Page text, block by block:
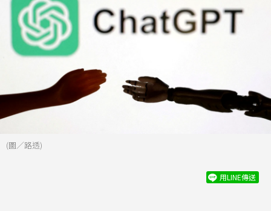
(圖／路透)
用LINE傳送